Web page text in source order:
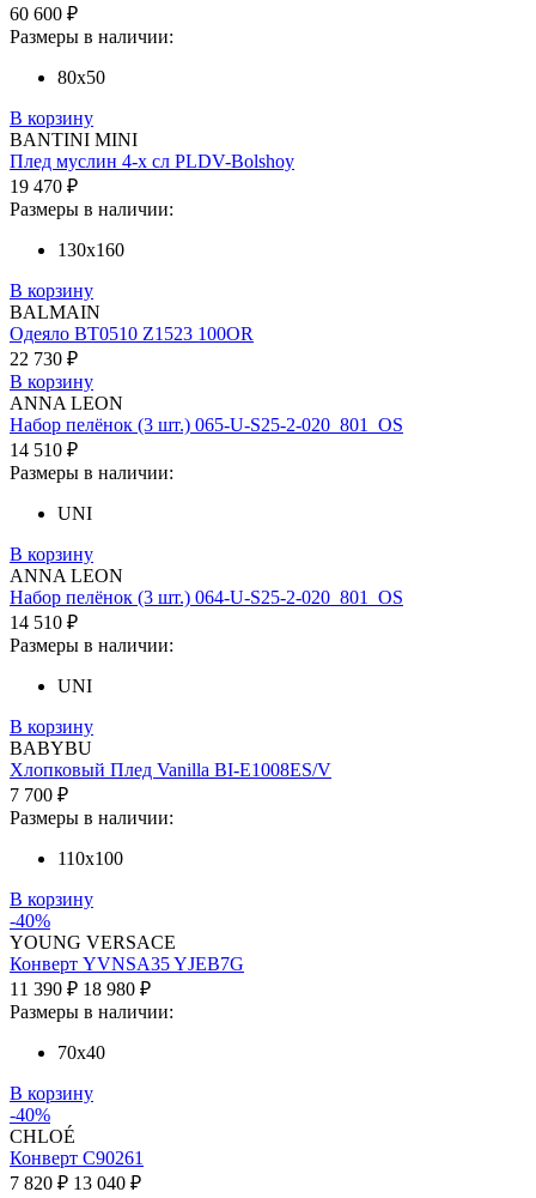
60 600 ₽
Размеры в наличии:
80х50
В корзину
BANTINI MINI
Плед муслин 4-х сл PLDV-Bolshoy
19 470 ₽
Размеры в наличии:
130х160
В корзину
BALMAIN
Одеяло BT0510 Z1523 100OR
22 730 ₽
В корзину
ANNA LEON
Набор пелёнок (3 шт.) 065-U-S25-2-020_801_OS
14 510 ₽
Размеры в наличии:
UNI
В корзину
ANNA LEON
Набор пелёнок (3 шт.) 064-U-S25-2-020_801_OS
14 510 ₽
Размеры в наличии:
UNI
В корзину
BABYBU
Хлопковый Плед Vanilla BI-E1008ES/V
7 700 ₽
Размеры в наличии:
110х100
В корзину
-40%
YOUNG VERSACE
Конверт YVNSA35 YJEB7G
11 390 ₽ 18 980 ₽
Размеры в наличии:
70х40
В корзину
-40%
CHLOÉ
Конверт C90261
7 820 ₽ 13 040 ₽